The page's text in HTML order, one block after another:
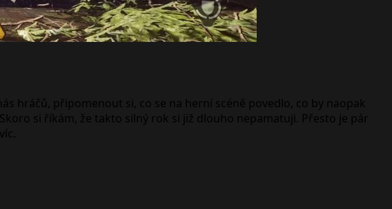
hráčů, připomenout si, co se na herní scéně povedlo, co by naopak
si říkám, že takto silný rok si již dlouho nepamatuji. Přesto je pár